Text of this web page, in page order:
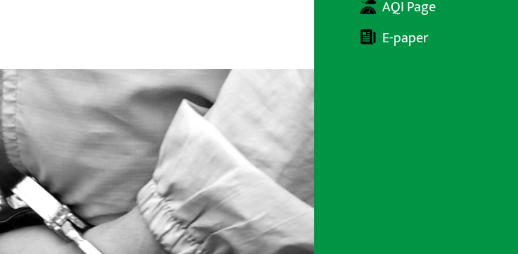
AQI Page
E-paper